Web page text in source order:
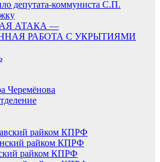
депутата-коммуниста С.П.
АТАКА —
РАБОТА С УКРЫТИЯМИ
Черемёнова
райком КПРФ
райком КПРФ
райком КПРФ